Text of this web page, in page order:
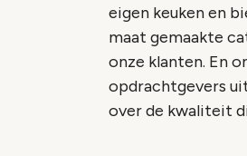
eigen keuken en
maat gemaakte
onze klanten. En
opdrachtgevers
over de kwaliteit